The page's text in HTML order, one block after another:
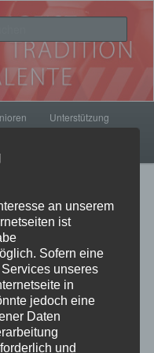
Unterstützung
gib unten das Passwort
an unserem
ist
Sofern eine
unseres
in
jedoch eine
Daten
und